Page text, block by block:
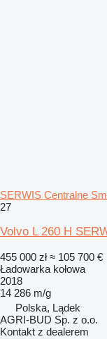
SERWIS Centralne
27
Volvo L 260 H
455 000 zł ≈ 105 700 €
Ładowarka kołowa
2018
14 286 m/g
Polska, Lądek
AGRI-BUD Sp. z o.o.
Kontakt z dealerem